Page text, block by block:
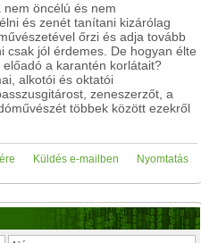
öncélú és nem
és zenét tanítani kizárólag
őrzi és adja tovább
csak jól érdemes. De hogyan élte
a karantén korlátait?
alkotói és oktatói
zeneszerzőt, a
többek között ezekről
Nyomtatás
Küldés e-mailben